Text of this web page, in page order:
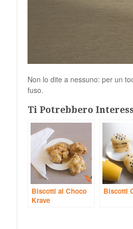
Non lo dite a nessuno: per un
fuso.
Ti Potrebbero
Biscotti ai Choco
Krave
Biscotti